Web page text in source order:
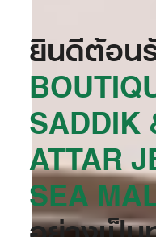
ยินดีต้อน
SADDIK
ATTAR
SEA
อย่างเป็